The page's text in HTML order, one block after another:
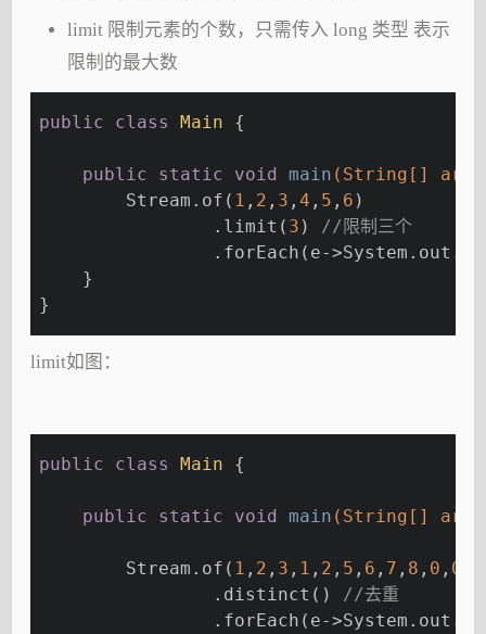
limit 限制元素的个数，只需传入 long 类型 表示
限制的最大数
public class Main {
public static void main (String[]
        Stream.of(
1 , 2 , 3 ,4 , 5 , 6 )
                .limit(
3 )
//限制三个
.forEach(e-
    }
}
limit如图：
public class Main {
public static void main (String[]
        Stream.of(
1 , 2 , 3 , 1 , 2 , 5 , 6 , 7 , 8 , 0 , 0
                .distinct()
//去重
.forEach(e-